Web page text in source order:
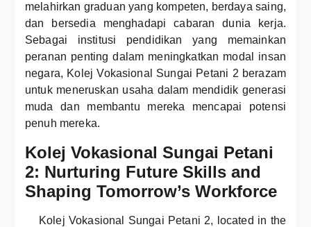
melahirkan graduan yang kompeten, berdaya saing,
dan bersedia menghadapi cabaran dunia kerja.
Sebagai institusi pendidikan yang memainkan
peranan penting dalam meningkatkan modal insan
negara, Kolej Vokasional Sungai Petani 2 berazam
untuk meneruskan usaha dalam mendidik generasi
muda dan membantu mereka mencapai potensi
penuh mereka.
Kolej Vokasional Sungai Petani
2: Nurturing Future Skills and
Shaping Tomorrow’s Workforce
Kolej Vokasional Sungai Petani 2, located in the